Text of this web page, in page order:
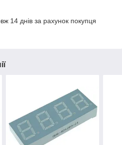
14 днів за рахунок покупця